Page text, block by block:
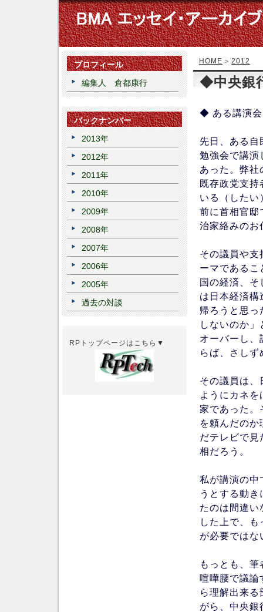
HOME > 2012
◆中央銀
◆ ある講演
先日、ある自
勉強会で講演
あった。弊社
既存政党支持
いる（した
前に首相官邸
治家絡みのお
その議員や支
ーマであるこ
国の経済、そ
は日本経済構
帰ろうと思っ
しないのか
オーバーし、
らば、さし
その議員は
ようにカネ
家であった。
を頼んだの
だテレビで見
相だろう。
私が講演の中
うとする動
たのは間違い
した上で、
が必要ではな
もっとも、
喧嘩腰で議論
ら理解出来
がら、中央銀
プロフィール
編集人 倉都康行
バックナンバー
2013年
2012年
2011年
2010年
2009年
2008年
2007年
2006年
2005年
過去の対談
RPトップページはこちら▼